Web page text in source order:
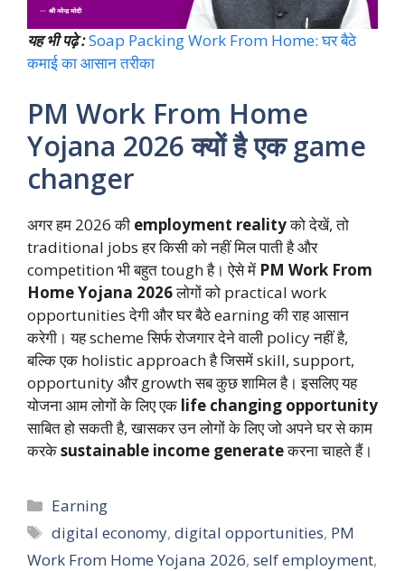
यह भी पढ़े :Soap Packing Work From Home: घर बैठे
कमाई का आसान तरीका
PM Work From Home
Yojana 2026 क्यों है एक game
changer
अगर हम 2026 की employment realityको देखें, तो
traditional jobs हर किसी को नहीं मिल पाती है और
competition भी बहुत tough है। ऐसे में PM Work From
Home Yojana 2026लोगों को practical work
opportunities देगी और घर बैठे earning की राह आसान
करेगी। यह scheme सिर्फ रोजगार देने वाली policy नहीं है,
बल्कि एक holistic approach है जिसमें skill, support,
opportunity और growth सब कुछ शामिल है। इसलिए यह
योजना आम लोगों के लिए एक life changing opportunity
साबित हो सकती है, खासकर उन लोगों के लिए जो अपने घर से काम
करकेsustainable income generateकरना चाहते हैं।
Categories
Earning
Tags
digital economy,digital opportunities, PM
Work From Home Yojana 2026, self employment,